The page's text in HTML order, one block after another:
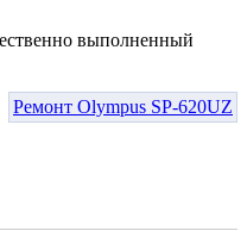
выполненный
Ремонт Olympus SP-620UZ